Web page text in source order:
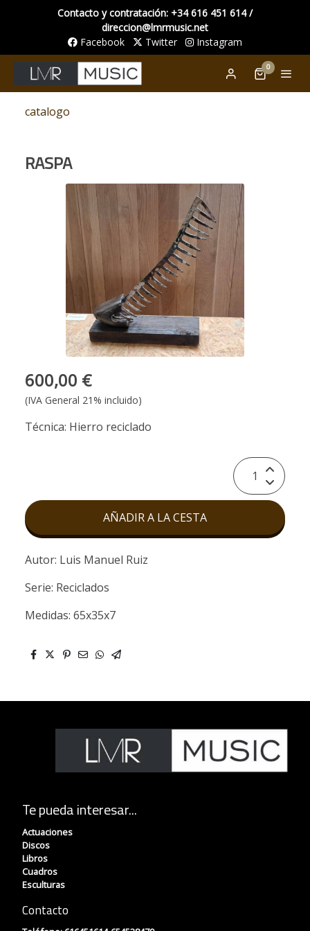
Contacto y contratación: +34 616 451 614 /
direccion@lmrmusic.net
Facebook
Twitter Instagram
0
catalogo
RASPA
600,00 €
(IVA General 21% incluido)
Técnica: Hierro reciclado
AÑADIR A LA CESTA
Autor: Luis Manuel Ruiz
Serie: Reciclados
Medidas: 65x35x7
Te pueda interesar...
Actuaciones
Discos
Libros
Cuadros
Esculturas
Contacto